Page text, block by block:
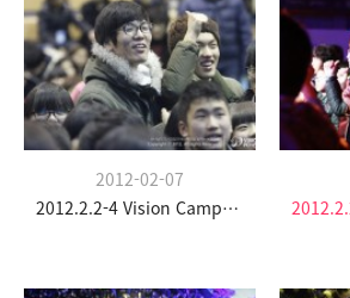
2012-02-07
2012.2.2-4 Vision Camp(청소년부)